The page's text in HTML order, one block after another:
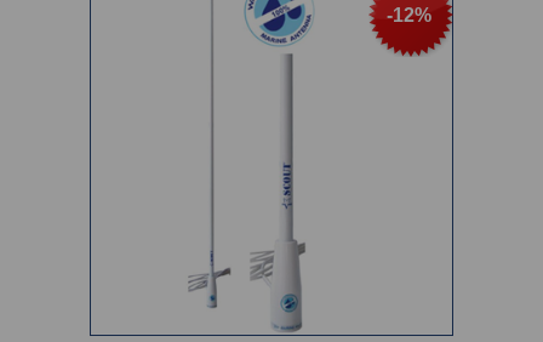
-12%